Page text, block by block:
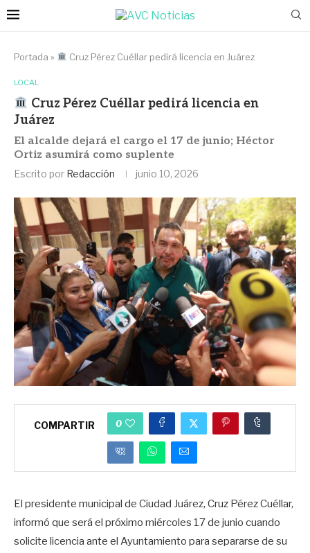
Portada » Cruz Pérez Cuéllar pedirá licencia en Juárez
LOCAL
Cruz Pérez Cuéllar pedirá licencia en
Juárez
El alcalde dejará el cargo el 17 de junio; Héctor
Ortiz asumirá como suplente
Escrito por Redacción junio 10, 2026
COMPARTIR 0
El presidente municipal de Ciudad Juárez, Cruz Pérez Cuéllar,
informó que será el próximo miércoles 17 de junio cuando
solicite licencia ante el Ayuntamiento para separarse de su